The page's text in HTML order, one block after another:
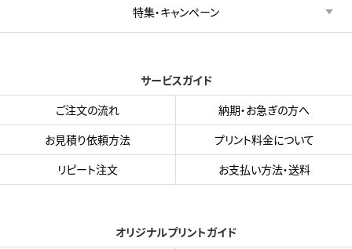
特集・キャンペーン
サービスガイド
ご注文の流れ
納期・お急ぎの方へ
お見積り依頼方法
プリント料金について
リピート注文
お支払い方法・送料
オリジナルプリントガイド